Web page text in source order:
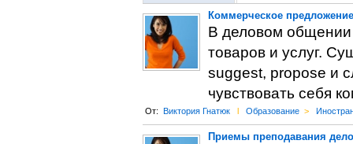
Коммерческое
В деловом общении
товаров и услуг.
suggest, propose и
чувствовать себя
От: Виктория Гнатюк l Образование >
Приемы преподавания